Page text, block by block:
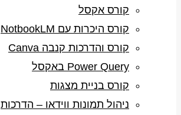
קורס אקסל
קורס היכרות עם NotbookLM
קורס והדרכות קנבה Canva
Power Query באקסל
קורס בניית מצגות
ניהול תמונות ווידאו – הדרכות